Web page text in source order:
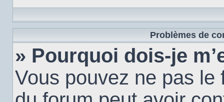
Problèmes de
» Pourquoi dois-je
Vous pouvez ne pas le